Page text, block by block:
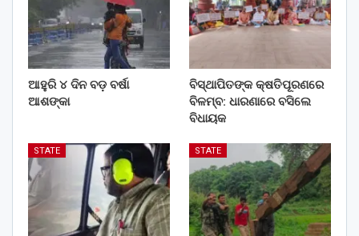
ଆହୁରି ୪ ଦିନ ବଡ଼ ବର୍ଷା
ଆଶଙ୍କା
ବିସ୍ଥାପିତଙ୍କ କ୍ଷତିପୂରଣରେ
ବିଳମ୍ବ: ଧାରଣାରେ ବସିଲେ
ବିଧାୟକ
STATE STATE